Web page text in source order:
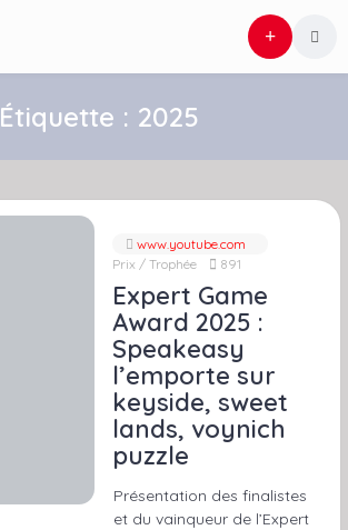
Étiquette : 2025
www.youtube.com
Prix / Trophée
891
Expert Game
Award 2025 :
Speakeasy
l’emporte sur
keyside, sweet
lands, voynich
puzzle
Présentation des finalistes
et du vainqueur de l’Expert